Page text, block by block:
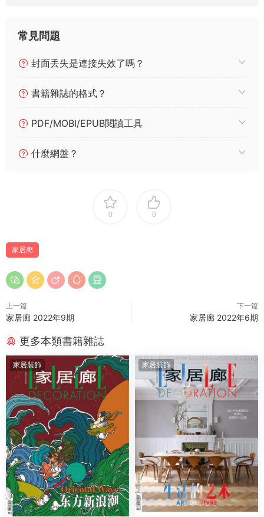
常見問題
封面丢失是連接失效了嗎？
書籍雜誌的格式？
PDF/MOBI/EPUB閱讀工具
什麼網盤？
0 0
家居廊
上一篇
家居廊 2022年9期
下一篇
家居廊 2022年6期
更多本類書籍雜誌
家居裝飾 家居裝飾